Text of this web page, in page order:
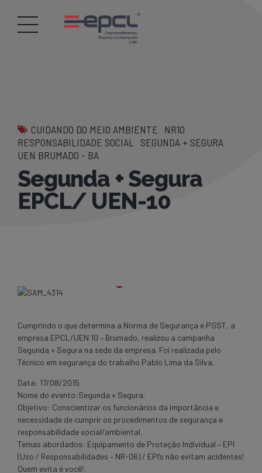
CUIDANDO DO MEIO AMBIENTE
NR10
RESPONSABILIDADE SOCIAL
SEGUNDA + SEGURA
UEN BRUMADO - BA
Segunda + Segura
EPCL/ UEN-10
Cumprindo o que determina a Norma de Segurança e PSST, a
empresa EPCL/UEN 10 – Brumado, realizou a campanha
Segunda + Segura na sede da empresa. Foi realizada pelo
Técnico em segurança do trabalho Pablo Lima da Silva.
Data: 17/08/2015
Nome do evento:Segunda + Segura.
Objetivo: Conscientizar os funcionários da importância e
necessidade de cumprir os procedimentos de segurança e
responsabilidade social/ambiental.
Temas abordados: Equipamento de Proteção Individual – EPI
(Uso / Responsabilidades – NR-06) / EPI’s não evitam acidentes!
Quem evita é você!.